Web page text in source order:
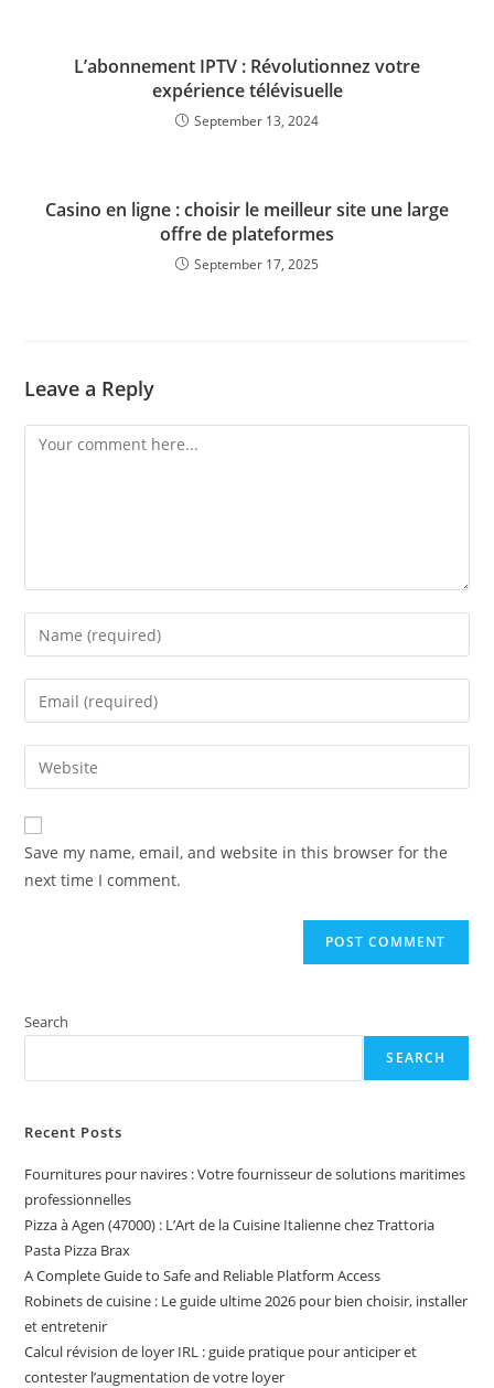
L’abonnement IPTV : Révolutionnez votre
expérience télévisuelle
September 13, 2024
Casino en ligne : choisir le meilleur site une large
offre de plateformes
September 17, 2025
Leave a Reply
Comment
Enter
your
name
comment
Enter
your
email
address
comment
Enter
your
website
URL
(optional)
Save my name, email, and website in this browser for the
next time I comment.
Search
SEARCH
Recent Posts
Fournitures pour navires : Votre fournisseur de solutions maritimes
professionnelles
Pizza à Agen (47000) : L’Art de la Cuisine Italienne chez Trattoria
Pasta Pizza Brax
A Complete Guide to Safe and Reliable Platform Access
Robinets de cuisine : Le guide ultime 2026 pour bien choisir, installer
et entretenir
Calcul révision de loyer IRL : guide pratique pour anticiper et
contester l’augmentation de votre loyer